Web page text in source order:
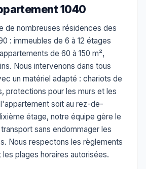
1040
de nombreuses résidences des
: immeubles de 6 à 12 étages
de 60 à 150 m²,
Nous intervenons dans tous
un matériel adapté : chariots de
protections pour les murs et les
soit au rez-de-
étage, notre équipe gère le
sans endommager les
Nous respectons les règlements
plages horaires autorisées.